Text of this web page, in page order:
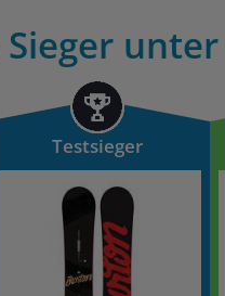
Sieger
Testsieger